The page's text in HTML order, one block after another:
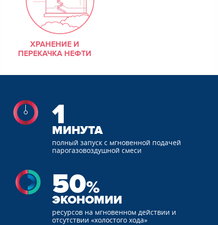
ХРАНЕНИЕ И
ПЕРЕКАЧКА НЕФТИ
1
МИНУТА
полный запускс мгновенной подачей
парогазовоздушной смеси
50%
ЭКОНОМИИ
ресурсов на мгновенном действии и
отсутствии «холостого хода»